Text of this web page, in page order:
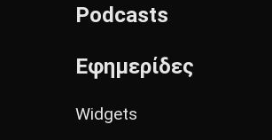
Podcasts
Εφημερίδες
Widgets